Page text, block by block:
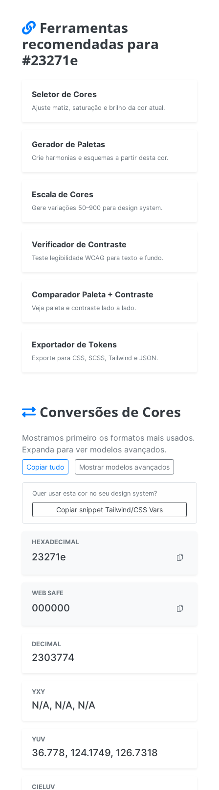
Ferramentas
recomendadas para
#23271e
Seletor de Cores
Ajuste matiz, saturação e brilho da cor atual.
Gerador de Paletas
Crie harmonias e esquemas a partir desta cor.
Escala de Cores
Gere variações 50–900 para design system.
Verificador de Contraste
Teste legibilidade WCAG para texto e fundo.
Comparador Paleta + Contraste
Veja paleta e contraste lado a lado.
Exportador de Tokens
Exporte para CSS, SCSS, Tailwind e JSON.
Conversões de Cores
Mostramos primeiro os formatos mais usados.
Expanda para ver modelos avançados.
Copiar tudo Mostrar modelos avançados
Quer usar esta cor no seu design system?
Copiar snippet Tailwind/CSS Vars
HEXADECIMAL
23271e
WEB SAFE
000000
DECIMAL
2303774
YXY
N/A, N/A, N/A
YUV
36.778, 124.1749, 126.7318
CIELUV